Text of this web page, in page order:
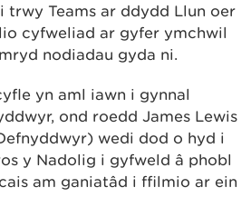
trwy Teams ar ddydd Llun oer
cyfweliad ar gyfer ymchwil
nodiadau gyda ni.
yn aml iawn i gynnal
ond roedd James Lewis
wedi dod o hyd i
y Nadolig i gyfweld â phobl
am ganiatâd i ffilmio ar ein